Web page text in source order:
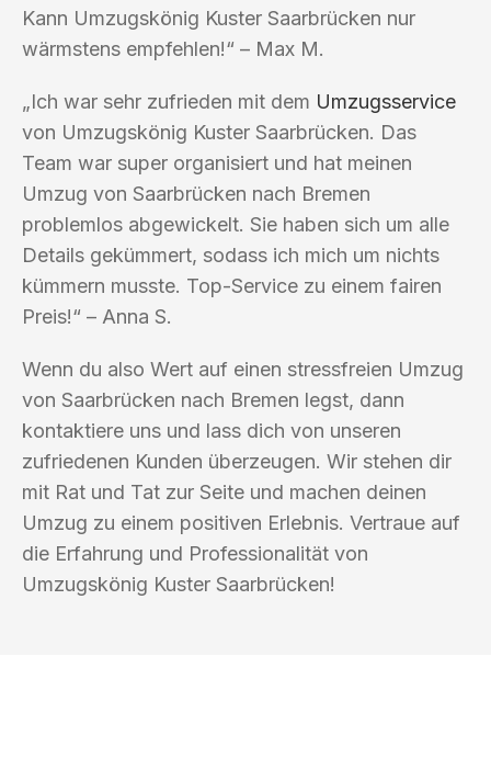
Kann Umzugskönig Kuster Saarbrücken nur
wärmstens empfehlen!“ – Max M.
„Ich war sehr zufrieden mit dem Umzugsservice
von Umzugskönig Kuster Saarbrücken. Das
Team war super organisiert und hat meinen
Umzug von Saarbrücken nach Bremen
problemlos abgewickelt. Sie haben sich um alle
Details gekümmert, sodass ich mich um nichts
kümmern musste. Top-Service zu einem fairen
Preis!“ – Anna S.
Wenn du also Wert auf einen stressfreien Umzug
von Saarbrücken nach Bremen legst, dann
kontaktiere uns und lass dich von unseren
zufriedenen Kunden überzeugen. Wir stehen dir
mit Rat und Tat zur Seite und machen deinen
Umzug zu einem positiven Erlebnis. Vertraue auf
die Erfahrung und Professionalität von
Umzugskönig Kuster Saarbrücken!